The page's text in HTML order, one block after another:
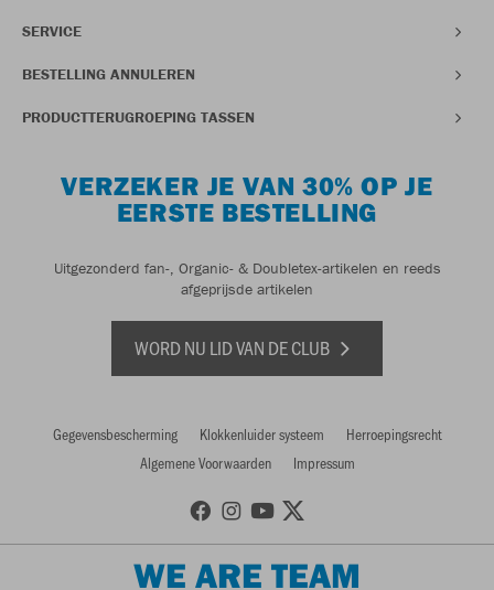
SERVICE
BESTELLING ANNULEREN
PRODUCTTERUGROEPING TASSEN
VERZEKER JE VAN 30% OP JE
EERSTE BESTELLING
Uitgezonderd fan-, Organic- & Doubletex-artikelen en reeds
afgeprijsde artikelen
WORD NU LID VAN DE CLUB
Gegevensbescherming Klokkenluider systeem
Herroepingsrecht
Algemene Voorwaarden
Impressum
WE ARE TEAM